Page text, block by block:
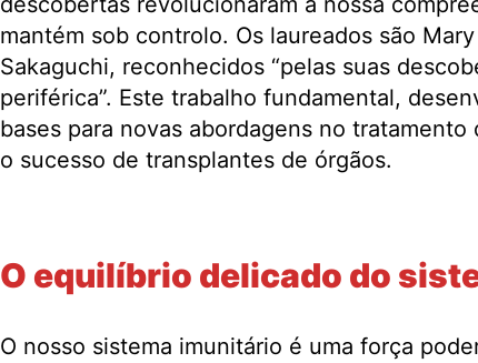
mantém sob controlo. Os laureados são
Sakaguchi, reconhecidos “pelas suas
periférica”. Este trabalho fundamental,
bases para novas abordagens no
o sucesso de transplantes de órgãos.
O equilíbrio delicado do
O nosso sistema imunitário é uma força